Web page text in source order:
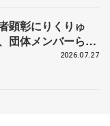
顕彰にりくりゅ
団体メンバーら
彰式、ブルーノ・
2026.07.27